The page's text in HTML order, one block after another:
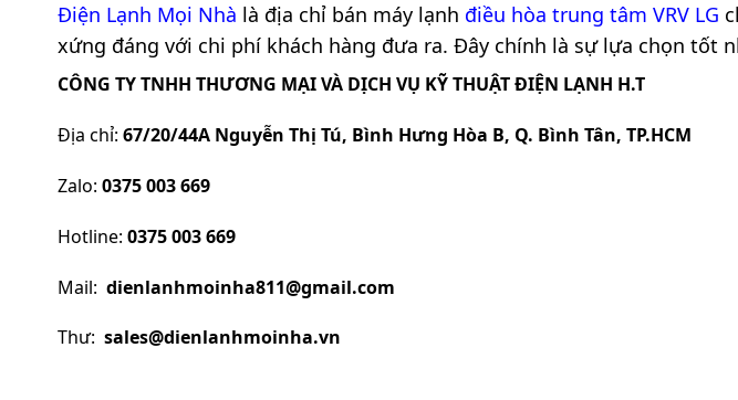
Điện Lạnh Mọi Nhà là địa chỉ bán máy lạnh điều hòa trung tâm VRV LG
xứng đáng với chi phí khách hàng đưa ra. Đây chính là sự lựa chọn tốt
CÔNG TY TNHH THƯƠNG MẠI VÀ DỊCH VỤ KỸ THUẬT ĐIỆN LẠNH H.T
Địa chỉ: 67/20/44A Nguyễn Thị Tú, Bình Hưng Hòa B, Q. Bình Tân, TP.HCM
Zalo: 0375 003 669
Hotline: 0375 003 669
Mail: dienlanhmoinha811@gmail.com
Thư: sales@dienlanhmoinha.vn